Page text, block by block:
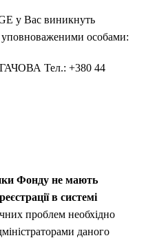
у Вас виникнуть
уповноваженими особами:
Тел.: +380 44
Фонду не мають
в системі
проблем необхідно
даного